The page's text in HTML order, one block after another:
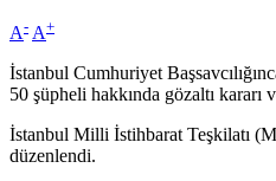
A- A+
İstanbul Cumhuriyet
50 şüpheli hakkında gözaltı kararı
İstanbul Milli İstihbarat Teşkilatı
düzenlendi.